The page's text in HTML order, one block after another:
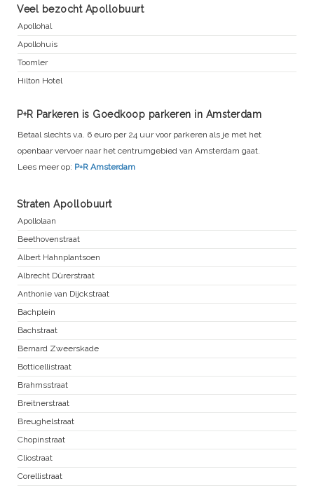
Veel bezocht Apollobuurt
Apollohal
Apollohuis
Toomler
Hilton Hotel
P+R Parkeren is Goedkoop parkeren in Amsterdam
Betaal slechts v.a. 6 euro per 24 uur voor parkeren als je met het
openbaar vervoer naar het centrumgebied van Amsterdam gaat.
Lees meer op: P+R Amsterdam
Straten Apollobuurt
Apollolaan
Beethovenstraat
Albert Hahnplantsoen
Albrecht Dürerstraat
Anthonie van Dijckstraat
Bachplein
Bachstraat
Bernard Zweerskade
Botticellistraat
Brahmsstraat
Breitnerstraat
Breughelstraat
Chopinstraat
Cliostraat
Corellistraat